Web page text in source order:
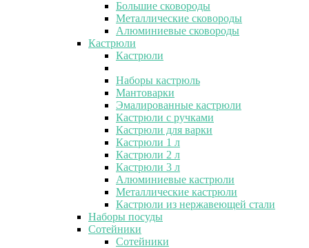
Большие сковороды
Металлические сковороды
Алюминиевые сковороды
Кастрюли
Кастрюли
Наборы кастрюль
Мантоварки
Эмалированные кастрюли
Кастрюли с ручками
Кастрюли для варки
Кастрюли 1 л
Кастрюли 2 л
Кастрюли 3 л
Алюминиевые кастрюли
Металлические кастрюли
Кастрюли из нержавеющей стали
Наборы посуды
Сотейники
Сотейники